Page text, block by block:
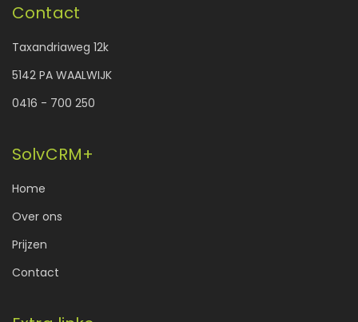
Contact
Taxandriaweg 12k
5142 PA WAALWIJK
0416 - 700 250
SolvCRM+
Home
Over ons
Prijzen
Contact